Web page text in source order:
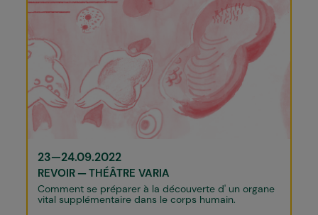
23—24.09.2022
REVOIR THÉÂTRE VARIA
Comment se préparer à la découverte d' un organe
vital supplémentaire dans le corps humain.